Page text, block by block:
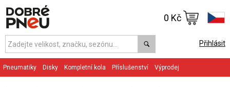
Přihlásit
0 Kč
Pneumatiky Disky Kompletní kola Příslušenství Výprodej